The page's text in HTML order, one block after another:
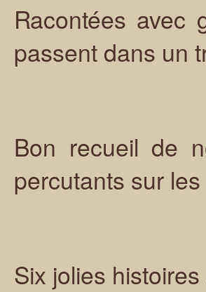
Racontées avec
passent dans un
Bon recueil de
percutants sur
Six jolies